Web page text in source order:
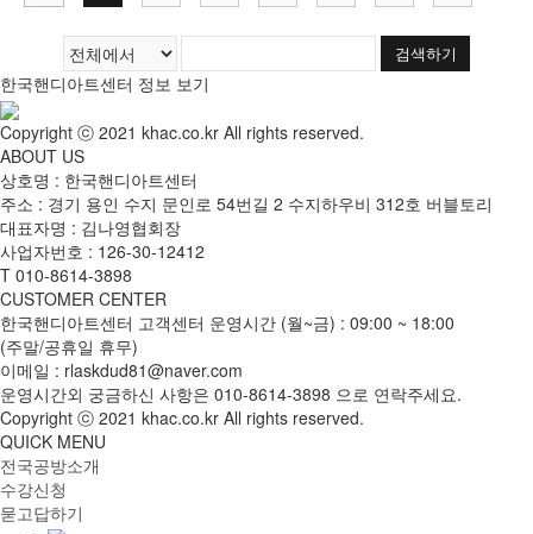
검색하기
한국핸디아트센터 정보 보기
Copyright ⓒ 2021 khac.co.kr All rights reserved.
ABOUT US
상호명 : 한국핸디아트센터
주소 : 경기 용인 수지 문인로 54번길 2 수지하우비 312호 버블토리
대표자명 : 김나영협회장
사업자번호 : 126-30-12412
T 010-8614-3898
CUSTOMER CENTER
한국핸디아트센터 고객센터 운영시간 (월~금) : 09:00 ~ 18:00
(주말/공휴일 휴무)
이메일 : rlaskdud81@naver.com
운영시간외 궁금하신 사항은 010-8614-3898 으로 연락주세요.
Copyright ⓒ 2021 khac.co.kr All rights reserved.
QUICK MENU
전국공방소개
수강신청
묻고답하기